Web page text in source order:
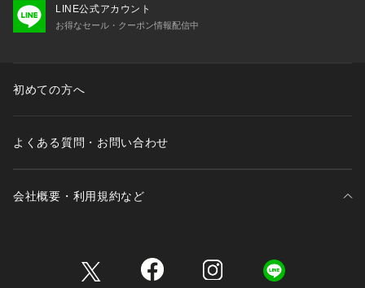
LINE公式アカウント
お得なセール・クーポン情報配信中
初めての方へ
よくある質問・お問い合わせ
会社概要・利用規約など